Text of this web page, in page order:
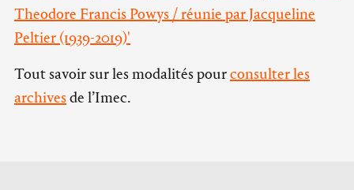
Theodore Francis Powys / réunie par Jacqueline
Peltier (1939-2019)'
Tout savoir sur les modalités pourconsulter les
archivesde l’Imec.